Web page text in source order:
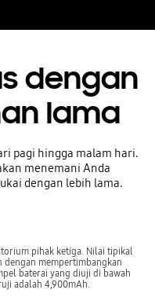
dengan
lama
pagi hingga malam hari.
menemani Anda
dengan lebih lama.
pihak ketiga. Nilai tipikal
mempertimbangkan
baterai yang diuji di bawah
adalah 4,900mAh.